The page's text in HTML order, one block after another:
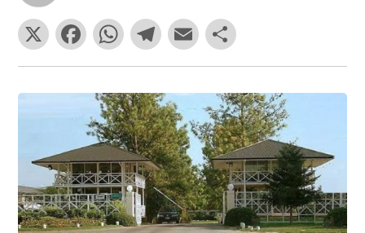
X
F
a
c
e
b
o
o
k
W
h
at
s
A
p
p
T
el
e
gr
a
m
E
m
ai
l
o
m
p
ar
tir